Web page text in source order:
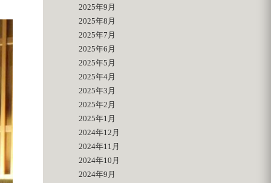
2025年9月
2025年8月
2025年7月
2025年6月
2025年5月
2025年4月
2025年3月
2025年2月
2025年1月
2024年12月
2024年11月
2024年10月
2024年9月